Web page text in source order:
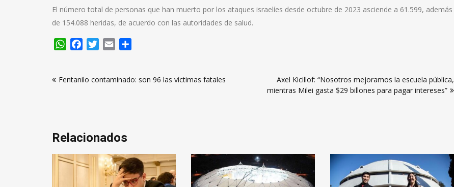
El número total de personas que han muerto por los ataques israelíes desde octubre de 2023 asciende a 61.599, además
de 154.088 heridas, de acuerdo con las autoridades de salud.
WhatsApp
FacebookTwitter
Email
deFentanilo contaminado: son 96 las víctimas fatales
Axel Kicillof: “Nosotros mejoramos la escuela pública,
mientras Milei gasta $29 billones para pagar intereses”
Relacionados